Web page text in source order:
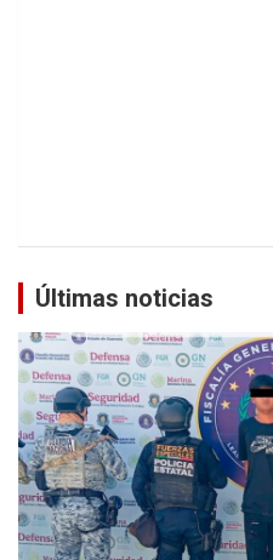
Últimas noticias